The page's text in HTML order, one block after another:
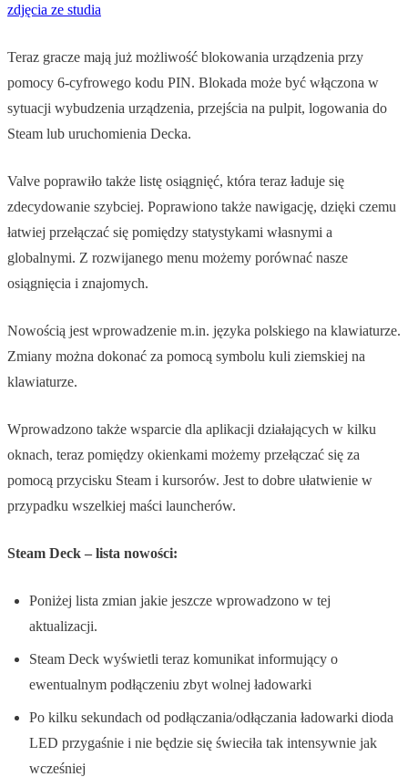
zdjęcia ze studia
Teraz gracze mają już możliwość blokowania urządzenia przy
pomocy 6-cyfrowego kodu PIN. Blokada może być włączona w
sytuacji wybudzenia urządzenia, przejścia na pulpit, logowania do
Steam lub uruchomienia Decka.
Valve poprawiło także listę osiągnięć, która teraz ładuje się
zdecydowanie szybciej. Poprawiono także nawigację, dzięki czemu
łatwiej przełączać się pomiędzy statystykami własnymi a
globalnymi. Z rozwijanego menu możemy porównać nasze
osiągnięcia i znajomych.
Nowością jest wprowadzenie m.in. języka polskiego na klawiaturze.
Zmiany można dokonać za pomocą symbolu kuli ziemskiej na
klawiaturze.
Wprowadzono także wsparcie dla aplikacji działających w kilku
oknach, teraz pomiędzy okienkami możemy przełączać się za
pomocą przycisku Steam i kursorów. Jest to dobre ułatwienie w
przypadku wszelkiej maści launcherów.
Steam Deck – lista nowości:
Poniżej lista zmian jakie jeszcze wprowadzono w tej
aktualizacji.
Steam Deck wyświetli teraz komunikat informujący o
ewentualnym podłączeniu zbyt wolnej ładowarki
Po kilku sekundach od podłączania/odłączania ładowarki dioda
LED przygaśnie i nie będzie się świeciła tak intensywnie jak
wcześniej